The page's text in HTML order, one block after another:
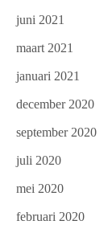
juni 2021
maart 2021
januari 2021
december 2020
september 2020
juli 2020
mei 2020
februari 2020